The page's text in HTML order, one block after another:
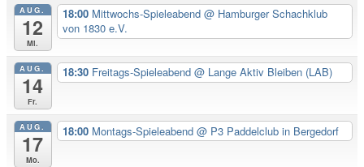
AUG.
12
Mi.
18:00 Mittwochs-Spieleabend @ Hamburger Schachklub
von 1830 e.V.
AUG.
14
Fr.
18:30 Freitags-Spieleabend @ Lange Aktiv Bleiben (LAB)
AUG.
17
Mo.
18:00 Montags-Spieleabend @ P3 Paddelclub in Bergedorf